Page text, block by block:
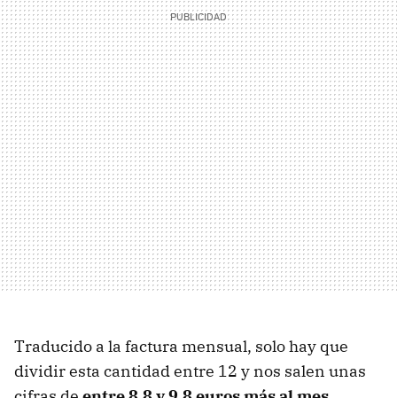
Traducido a la factura mensual, solo hay que
dividir esta cantidad entre 12 y nos salen unas